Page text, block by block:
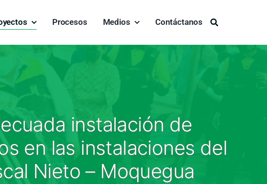
Procesos Medios Contáctanos
Buscar:
instalación de
en las instalaciones del
Nieto – Moquegua